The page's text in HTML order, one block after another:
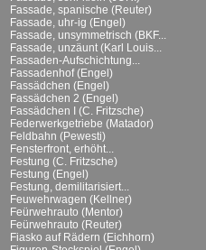
Fassade, spanische (Reuter)
Fassade, uhr-ig (Engel)
Fassade, unsymmetrisch (BKF...
Fassade, unzäunt (Karl Louis...
Fassaden-Aufschichtung...
Fassadenhof (Engel)
Fassädchen (Engel)
Fassädchen 2 (Engel)
Fassädchen I (C. Fritzsche)
Federwerkgetriebe (Matador)
Feldbahn (Pewesti)
Fensterfront, erhöht...
Festung (C. Fritzsche)
Festung (Engel)
Festung, demilitarisiert...
Feuwehrwagen (Kellner)
Feürwehrauto (Mentor)
Feürwehrauto (Reuter)
Fiasko auf Rädern (Eichhorn)